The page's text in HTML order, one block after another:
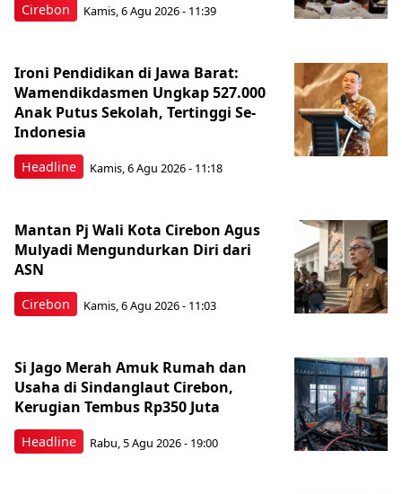
Cirebon Kamis, 6 Agu 2026 - 11:39
Headline
Ironi Pendidikan di Jawa Barat:
Wamendikdasmen Ungkap 527.000
Anak Putus Sekolah, Tertinggi Se-
Indonesia
Kamis, 6 Agu 2026 - 11:18
Cirebon
Mantan Pj Wali Kota Cirebon Agus
Mulyadi Mengundurkan Diri dari
ASN
Kamis, 6 Agu 2026 - 11:03
Headline
Si Jago Merah Amuk Rumah dan
Usaha di Sindanglaut Cirebon,
Kerugian Tembus Rp350 Juta
Rabu, 5 Agu 2026 - 19:00